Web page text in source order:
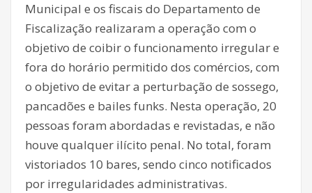
Municipal e os fiscais do Departamento de
Fiscalização realizaram a operação com o
objetivo de coibir o funcionamento irregular e
fora do horário permitido dos comércios, com
o objetivo de evitar a perturbação de sossego,
pancadões e bailes funks. Nesta operação, 20
pessoas foram abordadas e revistadas, e não
houve qualquer ilícito penal. No total, foram
vistoriados 10 bares, sendo cinco notificados
por irregularidades administrativas.